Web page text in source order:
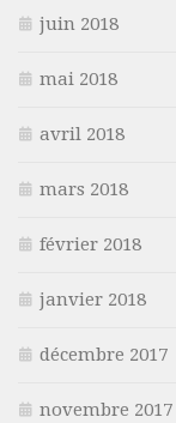
juin 2018
mai 2018
avril 2018
mars 2018
février 2018
janvier 2018
décembre 2017
novembre 2017